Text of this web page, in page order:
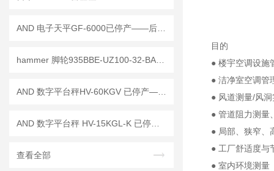
查看全部
目的
● 楼宇空调设施
● 洁净室空调管
● 风道测量/风洞
● 管道阻力测量
● 局部、狭窄、
● 工厂舒适度与
● 室内环境测量